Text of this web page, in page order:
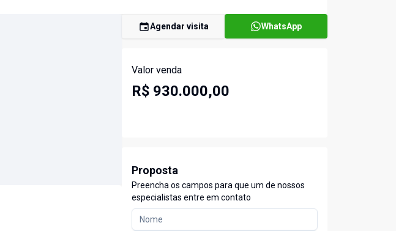
Agendar visita WhatsApp
Valor venda
R$ 930.000,00
Proposta
Preencha os campos para que um de nossos
especialistas entre em contato